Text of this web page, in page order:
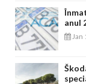
anul
Jan